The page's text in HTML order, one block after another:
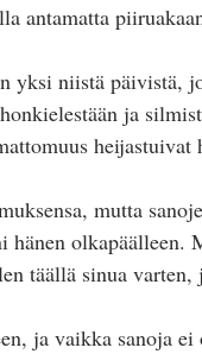
antamatta
yksi niistä päivistä,
ja
heijastuivat
mutta
hänen
täällä sinua
ja vaikka sanoja